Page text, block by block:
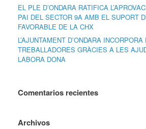
EL PLE D’ONDARA RATIFICA
PAI DEL SECTOR 9A AMB EL SUPORT
FAVORABLE DE LA CHX
L’AJUNTAMENT D’ONDARA
TREBALLADORES GRÀCIES A LES
LABORA DONA
Comentarios recientes
Archivos